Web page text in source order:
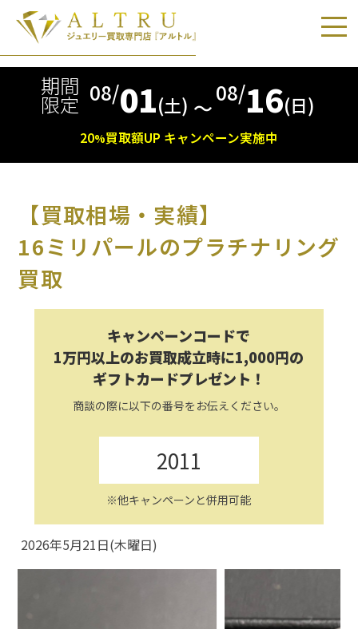
期間
限定 08/01(土) 〜
08/16(日)
20%買取額UP キャンペーン実施中
【買取相場・実績】
16ミリパールのプラチナリング
買取
キャンペーンコードで
1万円以上のお買取成立時に1,000円の
ギフトカードプレゼント！
商談の際に以下の番号をお伝えください。
2011
※他キャンペーンと併用可能
2026年5月21日(木曜日)